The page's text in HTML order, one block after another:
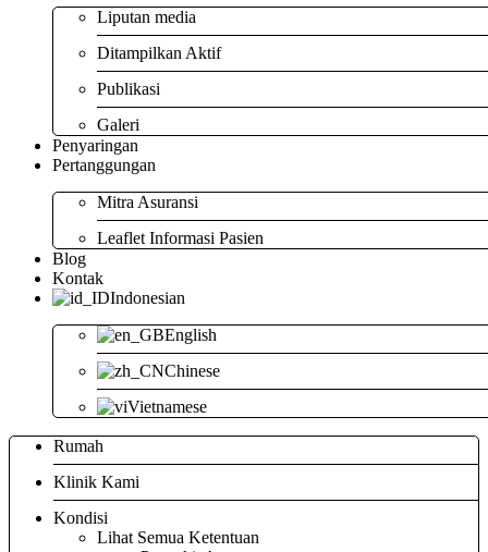
Liputan media
Ditampilkan Aktif
Publikasi
Galeri
Penyaringan
Pertanggungan
Mitra Asuransi
Leaflet Informasi Pasien
Blog
Kontak
Indonesian
English
Chinese
Vietnamese
Rumah
Klinik Kami
Kondisi
Lihat Semua Ketentuan